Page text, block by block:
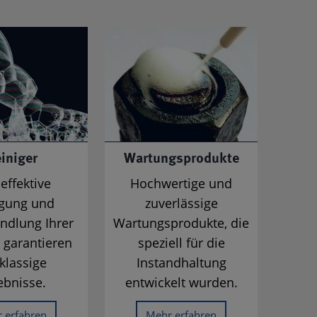
und
Ihrer
Wartungsprodukte
Hochwertige und
zuverlässige
Wartungsprodukte, die
speziell für die
Instandhaltung
entwickelt wurden.